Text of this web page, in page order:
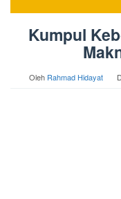
Kumpul
Oleh Rahmad Hidayat